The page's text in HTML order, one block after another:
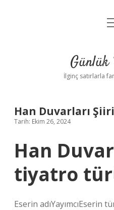
Yasal
İlginç satırlarla
Han Duvarları
Tarih: Ekim 26, 2024
Han
tiyatro
Eserin adıYayımcıEserin